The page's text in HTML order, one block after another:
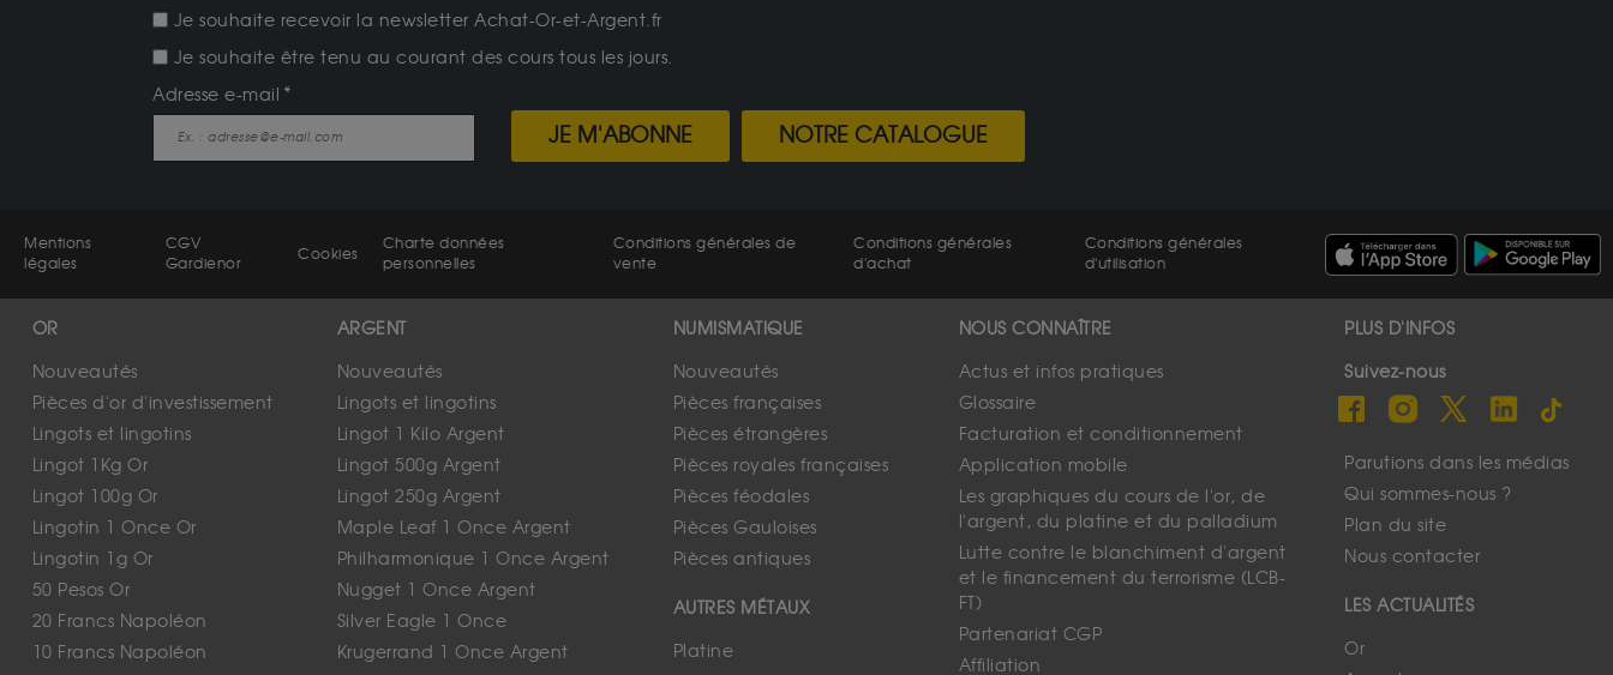
Je souhaite recevoir la newsletter Achat-Or-et-Argent.fr
Je souhaite être tenu au courant des cours tous les jours.
Adresse e-mail
JE M'ABONNE NOTRE CATALOGUE
Mentions
légales
CGV
Gardienor
Cookies
Charte données
personnelles
Conditions générales de
vente
Conditions générales
d'achat
Conditions générales
d'utilisation
OR
Nouveautés
Pièces d'or d'investissement
Lingots et lingotins
Lingot 1Kg Or
Lingot 100g Or
Lingotin 1 Once Or
Lingotin 1g Or
50 Pesos Or
20 Francs Napoléon
10 Francs Napoléon
ARGENT
Nouveautés
Lingots et lingotins
Lingot 1 Kilo Argent
Lingot 500g Argent
Lingot 250g Argent
Maple Leaf 1 Once Argent
Philharmonique 1 Once Argent
Nugget 1 Once Argent
Silver Eagle 1 Once
Krugerrand 1 Once Argent
NUMISMATIQUE
Nouveautés
Pièces françaises
Pièces étrangères
Pièces royales françaises
Pièces féodales
Pièces Gauloises
Pièces antiques
AUTRES MÉTAUX
Platine
NOUS CONNAÎTRE
Actus et infos pratiques
Glossaire
Facturation et conditionnement
Application mobile
Les graphiques du cours de l'or, de
l'argent, du platine et du palladium
Lutte contre le blanchiment d'argent
et le financement du terrorisme (LCB-
FT)
Partenariat CGP
Affiliation
PLUS D'INFOS
Suivez-nous
Parutions dans les médias
Qui sommes-nous ?
Plan du site
Nous contacter
LES ACTUALITÉS
Or